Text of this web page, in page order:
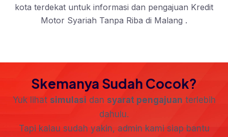
kota terdekat untuk informasi dan pengajuan Kredit
Motor Syariah Tanpa Riba di Malang .
Skemanya Sudah Cocok?
Yuk lihat simulasi dan syarat pengajuan terlebih
dahulu.
Tapi kalau sudah yakin, admin kami siap bantu